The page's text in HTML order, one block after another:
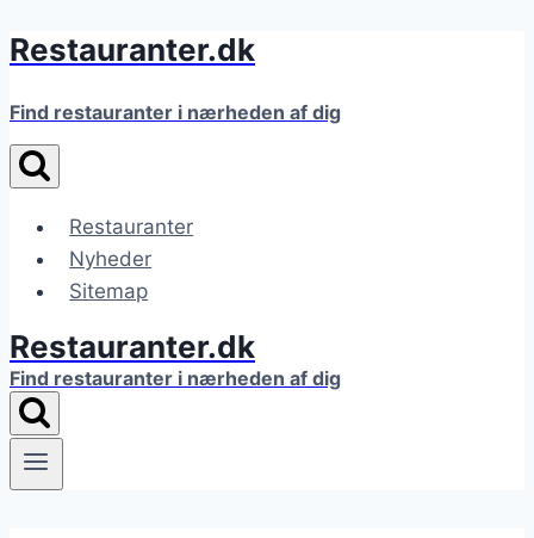
Fortsæt
indhold
Restauranter.dk
Find restauranter i nærheden af dig
Restauranter
Nyheder
Sitemap
Restauranter.dk
Find restauranter i nærheden af dig